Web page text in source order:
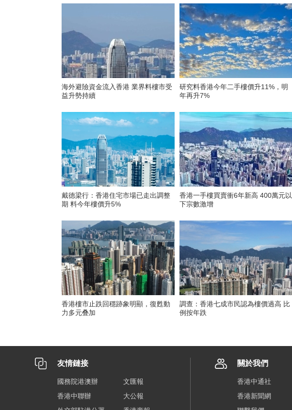
海外避險資金流入香港 業界料樓市受
益升勢持續
研究料香港今年二手樓價升11%，明
年再升7%
戴德梁行：香港住宅市場已走出調整
期 料今年樓價升5%
香港一手樓買賣衝6年新高 400萬元以
下宗數激增
香港樓市止跌回穩跡象明顯，復甦動
力多元叠加
調查：香港七成市民認為樓價過高 比
例按年跌
友情鏈接
國務院港澳辦
文匯報
香港中聯辦
大公報
關於我們
香港中通社
香港新聞網